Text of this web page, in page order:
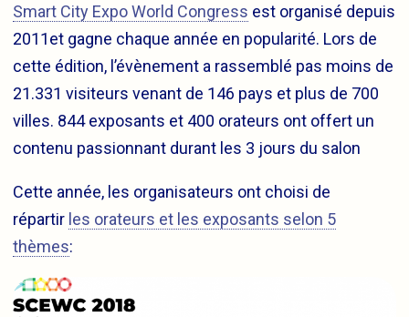
Smart City Expo World Congress est organisé depuis
2011et gagne chaque année en popularité. Lors de
cette édition, l’évènement a rassemblé pas moins de
21.331 visiteurs venant de 146 pays et plus de 700
villes. 844 exposants et 400 orateurs ont offert un
contenu passionnant durant les 3 jours du salon
Cette année, les organisateurs ont choisi de
répartir les orateurs et les exposants selon 5
thèmes: